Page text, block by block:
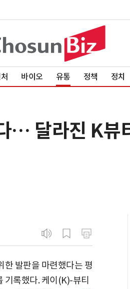
바이오 유통 정책 정치
… 달라진 K뷰
한 발판을 마련했다는 평
기록했다. 케이(K)-뷰티